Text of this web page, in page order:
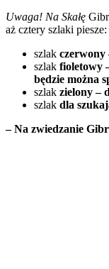
Uwaga! Na Skałę
aż cztery szlaki piesze:
szlak czerwony
szlak fioletowy
będzie można
szlak zielony –
szlak dla
– Na zwiedzanie